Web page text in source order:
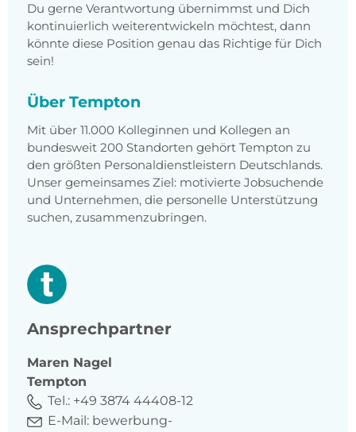
Du gerne Verantwortung übernimmst und Dich
kontinuierlich weiterentwickeln möchtest, dann
könnte diese Position genau das Richtige für Dich
sein!
Über Tempton
Mit über 11.000 Kolleginnen und Kollegen an
bundesweit 200 Standorten gehört Tempton zu
den größten Personaldienstleistern Deutschlands.
Unser gemeinsames Ziel: motivierte Jobsuchende
und Unternehmen, die personelle Unterstützung
suchen, zusammenzubringen.
Ansprechpartner
Maren Nagel
Tempton
Tel.: +49 3874 44408-12
E-Mail: bewerbung-